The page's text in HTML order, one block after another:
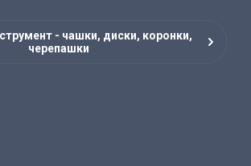
- чашки, диски, коронки,
черепашки